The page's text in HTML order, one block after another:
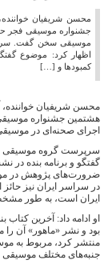
محسن شریفیان
جشنواره موسیقی فجر
موسیقی سخن گفت.
اظهار کرد: موضوع
کمبودها و […]
محسن شریفیان
هشتمین جشنواره
اجرای صحنه‌ای در
سرپرست گروه‌ موسیقی
گفتگو و برنامه بنده در
ضرورت‌های پژوهش در
در سراسر ایران نیز
ایران است، به طور
او ادامه داد: آخرین
بود و نشر «ماهور» آن را
منتشر کرد، مربوط به
جنبه‌های مختلف